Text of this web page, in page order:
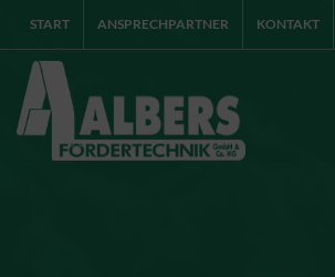
START ANSPRECHPARTNER KONTAKT